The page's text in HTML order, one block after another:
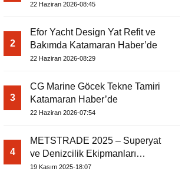
22 Haziran 2026-08:45
2
Efor Yacht Design Yat Refit ve
Bakımda Katamaran Haber’de
22 Haziran 2026-08:29
3
CG Marine Göcek Tekne Tamiri
Katamaran Haber’de
22 Haziran 2026-07:54
4
METSTRADE 2025 – Superyat
ve Denizcilik Ekipmanları
Ekonomik Raporu
19 Kasım 2025-18:07